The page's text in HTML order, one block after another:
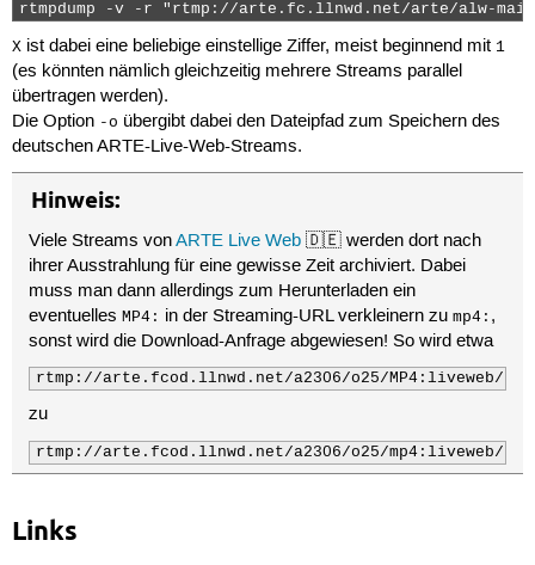
95
97
98
99
100
102
103
104
106
107
108
109
110
111
113
115
116
117
118
120
121
<name>Im Gespräch mit Albert Maysles </name>
<url>
</url>
<firstThumbnailUrl>
</firstThumbnailUrl>
<dateExpiration>
<numberOfViews> 252 </numberOfViews>
<rating>
0.0
</rating>
</video>
</postrolls>
<duration>6550</duration>
<tracking url= "http://videos.arte.tv/de/
−
<video_section1>de</video_section1>
<video_section2>601thema_dimanche</
<video_section3>ARTE7</video_section3>
rtmpdump -v -r "rtmp://arte.fc.llnwd.net/arte/alw-main-
Xist dabei eine beliebige einstellige Ziffer, meist beginnend mit 1
(es könnten nämlich gleichzeitig mehrere Streams parallel
übertragen werden).
Die Option -o übergibt dabei den Dateipfad zum Speichern des
deutschen ARTE-Live-Web-Streams.
Hinweis:
Viele Streams vonARTE Live Web 🇩🇪 werden dort nach
ihrer Ausstrahlung für eine gewisse Zeit archiviert. Dabei
muss man dann allerdings zum Herunterladen ein
eventuellesMP4: in der Streaming-URL verkleinern zump4: ,
sonst wird die Download-Anfrage abgewiesen! So wird etwa
rtmp://arte.fcod.llnwd.net/a2306/o25/MP4:liveweb/
zu
rtmp://arte.fcod.llnwd.net/a2306/o25/mp4:liveweb/
Links